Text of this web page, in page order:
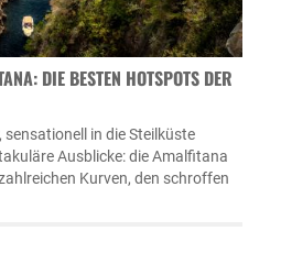
DIE BESTEN HOTSPOTS DER A
sensationell in die Steilküste
Ausblicke: die Amalfitana
Kurven, den schroffen